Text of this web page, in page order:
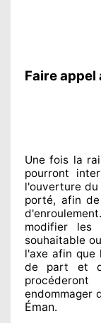
Faire appel
Une fois la
pourront
l'ouverture
porté, afin
modifier les
souhaitable
l'axe afin que
de part et
endommager
Éman.